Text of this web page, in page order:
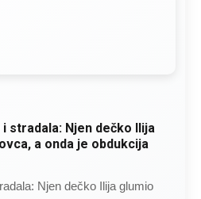
stradala: Njen dečko Ilija
a onda je obdukcija
Njen dečko Ilija glumio